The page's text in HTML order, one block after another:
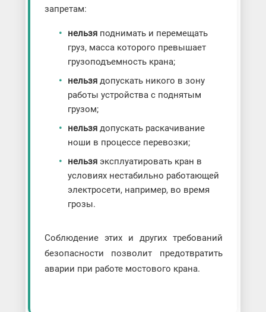
запретам:
нельзя поднимать и перемещать
груз, масса которого превышает
грузоподъемность крана;
нельзя допускать никого в зону
работы устройства с поднятым
грузом;
нельзядопускать раскачивание
ноши в процессе перевозки;
нельзяэксплуатировать кран в
условиях нестабильно работающей
электросети, например, во время
грозы.
Соблюдение этих и других требований
безопасности позволит предотвратить
аварии при работе мостового крана.